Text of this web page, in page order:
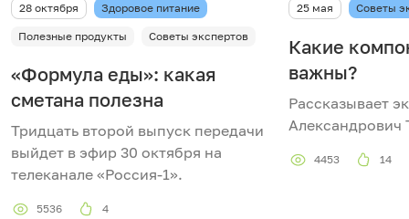
28 октября Здоровое питание
Полезные продукты Советы экспертов
«Формула еды»: какая
сметана полезна
Тридцать второй выпуск передачи
выйдет в эфир 30 октября на
телеканале «Россия-1».
5536 4
25 мая Советы
Какие
важны?
Рассказывает
Александрович
4453 14